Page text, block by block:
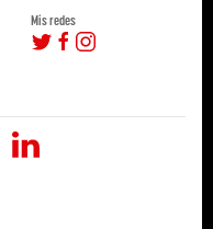
Mis redes